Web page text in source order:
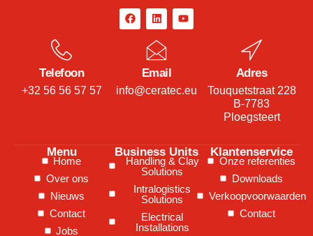
Telefoon
+32 56 56 57 57
Email
info@ceratec.eu
Adres
Touquetstraat 228
B-7783
Ploegsteert
Menu
Home
Over ons
Nieuws
Contact
Jobs
Business Units
Handling & Clay
Solutions
Intralogistics
Solutions
Electrical
Installations
Klantenservice
Onze referenties
Downloads
Verkoopvoorwaarden
Contact